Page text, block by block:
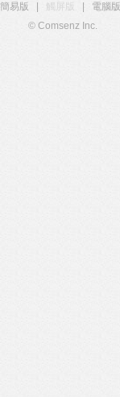
簡易版
觸屏版 電腦版
© Comsenz Inc.